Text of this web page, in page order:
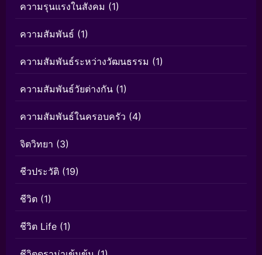
ความรุนแรงในสังคม (1)
ความสัมพันธ์ (1)
ความสัมพันธ์ระหว่างวัฒนธรรม (1)
ความสัมพันธ์วัยต่างกัน (1)
ความสัมพันธ์ในครอบครัว (4)
จิตวิทยา (3)
ชีวประวัติ (19)
ชีวิต (1)
ชีวิต Life (1)